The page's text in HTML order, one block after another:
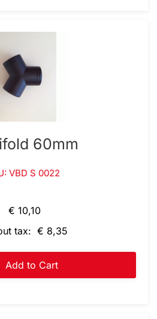
60mm
VBD S 0022
€ 10,10
tax: € 8,35
Add to Cart